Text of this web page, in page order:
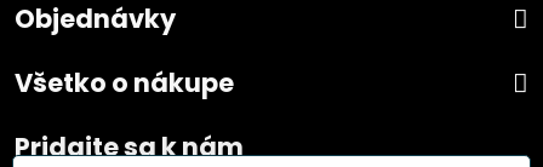
Objednávky
Všetko o nákupe
Pridajte sa k nám